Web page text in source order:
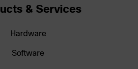
& Services
Hardware
Software